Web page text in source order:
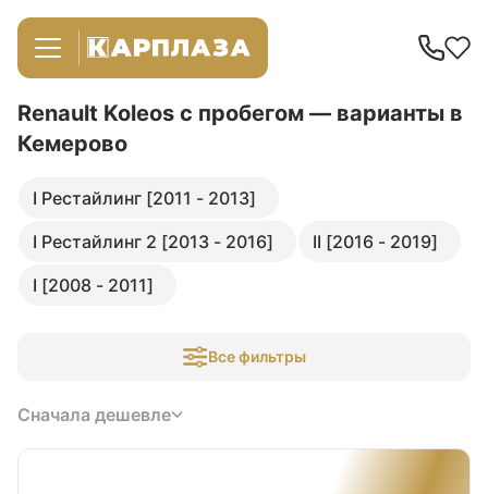
Renault Koleos с пробегом — варианты в
Кемерово
I Рестайлинг [2011 - 2013]
I Рестайлинг 2 [2013 - 2016]
II [2016 - 2019]
I [2008 - 2011]
Все фильтры
Сначала дешевле